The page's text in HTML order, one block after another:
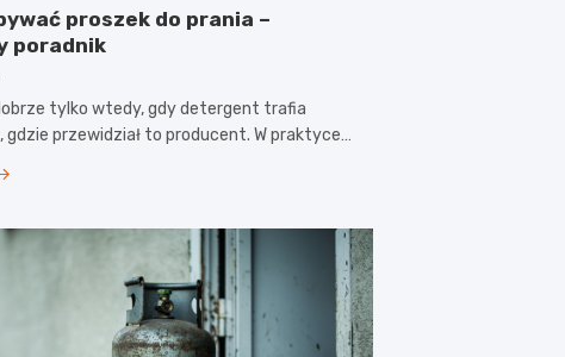
proszek do prania –
poradnik
tylko wtedy, gdy detergent trafia
gdzie przewidział to producent. W praktyce…